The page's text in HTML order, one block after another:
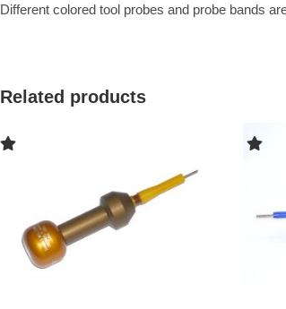
Different colored tool probes and probe bands
Related products